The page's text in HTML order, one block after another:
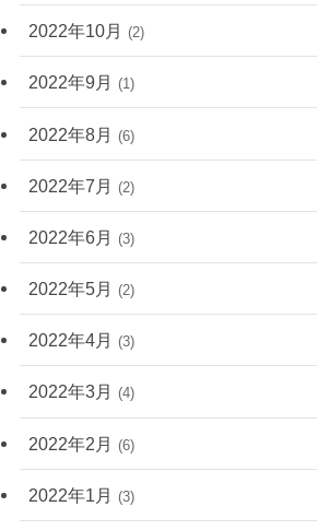
2022年10月 (2)
2022年9月 (1)
2022年8月 (6)
2022年7月 (2)
2022年6月 (3)
2022年5月 (2)
2022年4月 (3)
2022年3月 (4)
2022年2月 (6)
2022年1月 (3)